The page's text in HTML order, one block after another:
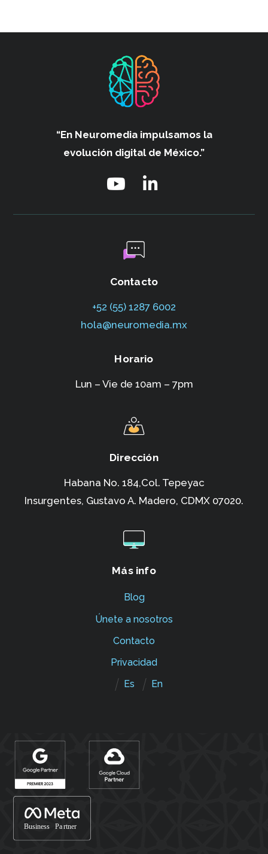
“En Neuromedia impulsamos la
evolución digital de México.”
Contacto
+52 (55) 1287 6002‬
hola@neuromedia.mx
Horario
Lun – Vie de 10am – 7pm
Dirección
Habana No. 184,Col. Tepeyac
Insurgentes, Gustavo A. Madero, CDMX 07020.
Más info
Blog
Únete a nosotros
Contacto
Privacidad
Es
En